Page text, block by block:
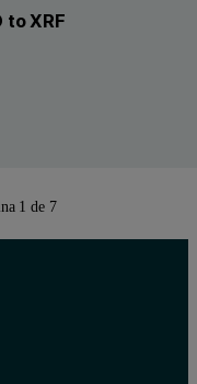
to XRF
1 de 7